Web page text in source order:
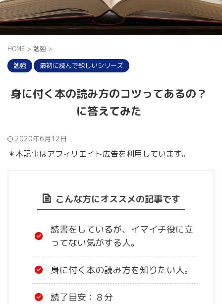
HOME > 勉強 >
勉強
最初に読んで欲しいシリーズ
身に付く本の読み方のコツってあるの？
に答えてみた
2020年6月12日
＊本記事はアフィリエイト広告を利用しています。
こんな方にオススメの記事です
読書をしているが、イマイチ役に立
ってない気がする人。
身に付く本の読み方を知りたい人。
読了目安：８分